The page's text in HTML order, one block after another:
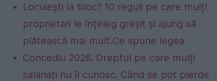
Locuiești la bloc? 10 reguli pe care mulți
proprietari le înțeleg greșit și ajung să
plătească mai mult.Ce spune legea
Concediu 2026. Dreptul pe care mulți
salariați nu îl cunosc. Când se pot pierde